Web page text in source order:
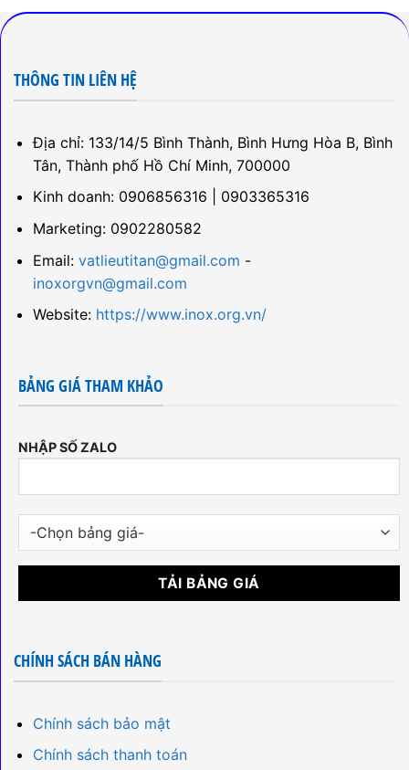
THÔNG TIN LIÊN HỆ
Địa chỉ: 133/14/5 Bình Thành, Bình Hưng Hòa B, Bình
Tân, Thành phố Hồ Chí Minh, 700000
Kinh doanh: 0906856316 | 0903365316
Marketing: 0902280582
Email: vatlieutitan@gmail.com -
inoxorgvn@gmail.com
Website: https://www.inox.org.vn/
BẢNG GIÁ THAM KHẢO
NHẬP SỐ ZALO
CHÍNH SÁCH BÁN HÀNG
Chính sách bảo mật
Chính sách thanh toán